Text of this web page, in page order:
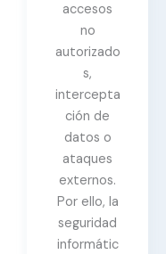
accesos
no
autorizado
s,
intercepta
ción de
datos o
ataques
externos.
Por ello, la
seguridad
informátic